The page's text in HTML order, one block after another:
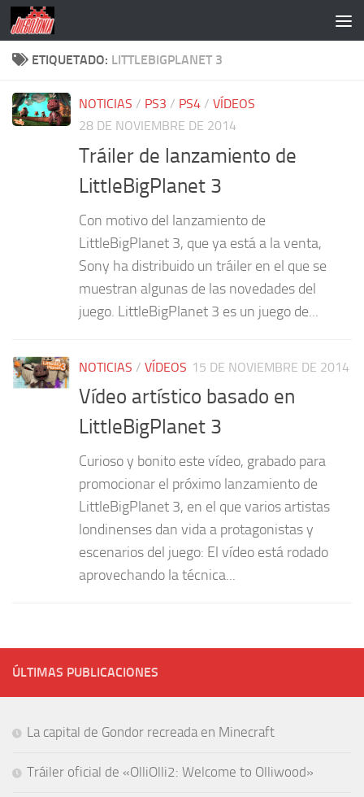
Saltar al contenido
ETIQUETADO: LITTLEBIGPLANET 3
NOTICIAS / PS3 / PS4 / VÍDEOS
28 DE NOVIEMBRE DE 2014
Tráiler de lanzamiento de
LittleBigPlanet 3
Con motivo del lanzamiento de
LittleBigPlanet 3, que ya está a la venta,
Sony ha distribuido un tráiler en el que se
muestran algunas de las novedades del
juego. LittleBigPlanet 3 es un juego de...
NOTICIAS / VÍDEOS 15 DE NOVIEMBRE DE 2014
Vídeo artístico basado en
LittleBigPlanet 3
Curioso y bonito este vídeo, grabado para
promocionar el próximo lanzamiento de
LittleBigPlanet 3, en el que varios artistas
londinenses dan vida a protagonistas y
escenarios del juego: El vídeo está rodado
aprovechando la técnica...
ÚLTIMAS PUBLICACIONES
La capital de Gondor recreada en Minecraft
Tráiler oficial de «OlliOlli2: Welcome to Olliwood»